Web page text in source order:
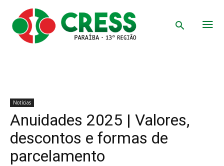
Notícias
Anuidades 2025 | Valores,
descontos e formas de
parcelamento